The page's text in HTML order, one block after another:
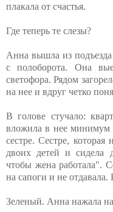
плакала от счастья.
Где теперь те слезы?
Анна вышла из подъезда
с полоборота. Она
светофора. Рядом
на нее и вдруг четко
В голове стучало:
вложила в нее минимум
сестре. Сестре, которая
двоих детей и сидела
чтобы жена работала".
на сапоги и не отдавала.
Зеленый. Анна нажала на